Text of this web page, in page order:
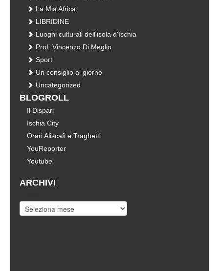
La Mia Africa
LIBRIDINE
Luoghi culturali dell'isola d'Ischia
Prof. Vincenzo Di Meglio
Sport
Un consiglio al giorno
Uncategorized
BLOGROLL
Il Dispari
Ischia City
Orari Aliscafi e Traghetti
YouReporter
Youtube
ARCHIVI